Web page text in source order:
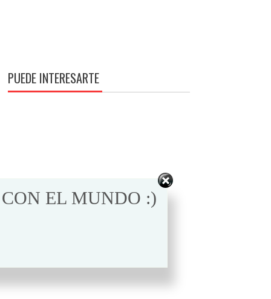
PUEDE INTERESARTE
EL MUNDO :)